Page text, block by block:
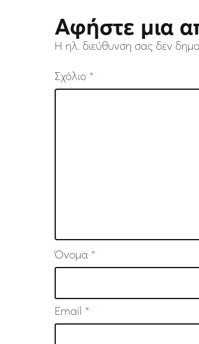
Αφήστε μια
Η ηλ. διεύθυνση σας δεν
Σχόλιο *
Όνομα *
Email *